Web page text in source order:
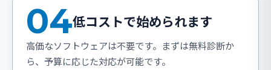
04低コストで始められます
高価なソフトウェアは不要です。まずは無料診断か
ら、予算に応じた対応が可能です。